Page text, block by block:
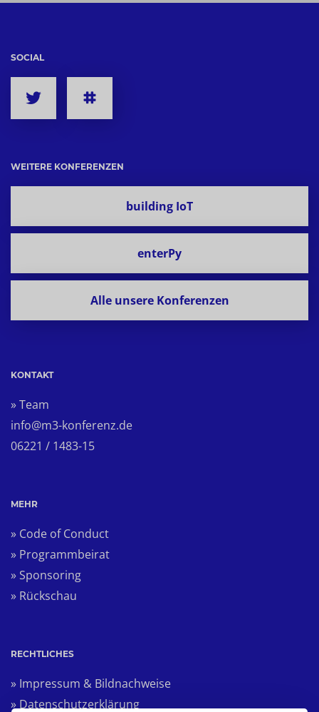
SOCIAL
WEITERE KONFERENZEN
building IoT
enterPy
Alle unsere Konferenzen
KONTAKT
» Team
info@m3-konferenz.de
06221 / 1483-15
MEHR
» Code of Conduct
» Programmbeirat
» Sponsoring
» Rückschau
RECHTLICHES
» Impressum & Bildnachweise
» Datenschutzerklärung